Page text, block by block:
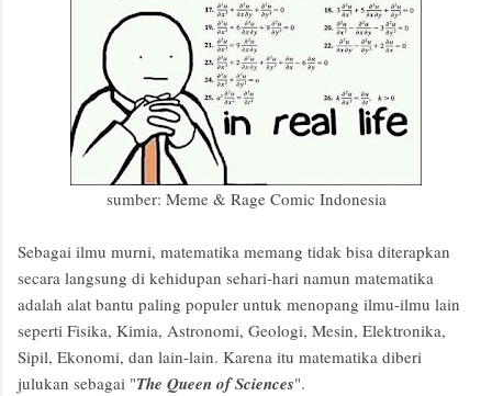
sumber: Meme & Rage Comic Indonesia
Sebagai ilmu murni, matematika memang tidak bisa diterapkan
secara langsung di kehidupan sehari-hari namun matematika
adalah alat bantu paling populer untuk menopang ilmu-ilmu lain
seperti Fisika, Kimia, Astronomi, Geologi, Mesin, Elektronika,
Sipil, Ekonomi, dan lain-lain. Karena itu matematika diberi
julukan sebagai "The Queen of Sciences".